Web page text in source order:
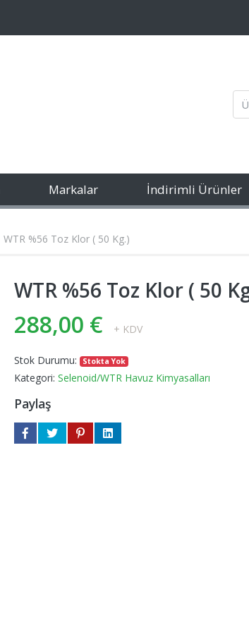
Markalar İndirimli Ürünler
WTR %56 Toz Klor ( 50 Kg.)
WTR %56 Toz Klor ( 50
288,00 € + KDV
Stok Durumu: Stokta Yok
Kategori: Selenoid/WTR Havuz Kimyasalları
Paylaş